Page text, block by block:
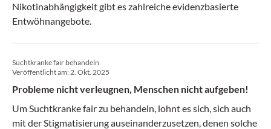
Nikotinabhängigkeit gibt es zahlreiche evidenzbasierte
Entwöhnangebote.
Suchtkranke fair behandeln
Veröffentlicht am:2. Okt. 2025
Probleme nicht verleugnen, Menschen nicht aufgeben!
Um Suchtkranke fair zu behandeln, lohnt es sich, sich auch
mit der Stigmatisierung auseinanderzusetzen, denen solche